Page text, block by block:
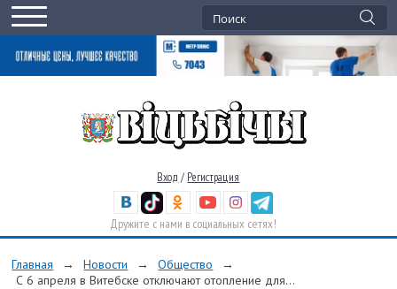
Вход / Регистрация
Дружите с нами в социальных сетях!
Главная → Новости → Общество
→
С 6 апреля в Витебске отключают отопление для...